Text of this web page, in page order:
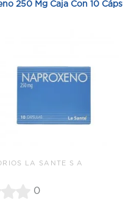
250 Mg Caja Con 10
LA SANTE S A
0